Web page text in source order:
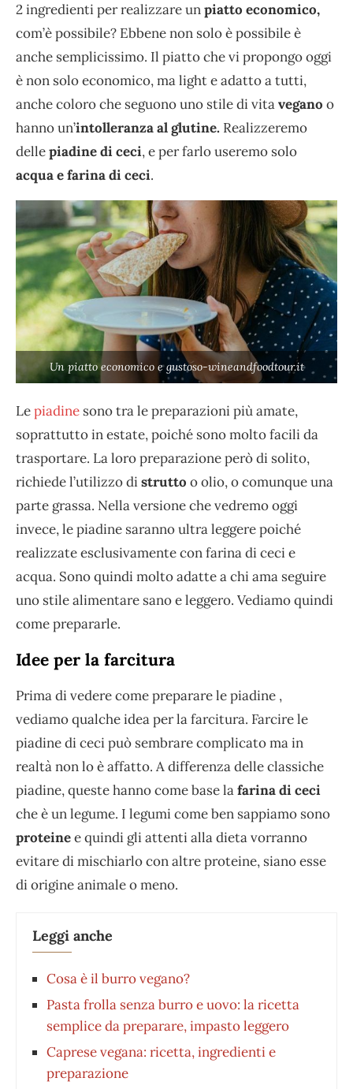
2 ingredienti per realizzare unpiatto economico,
com’è possibile? Ebbene non solo è possibile è
anche semplicissimo. Il piatto che vi propongo oggi
è non solo economico, ma light e adatto a tutti,
anche coloro che seguono uno stile di vitavegano o
hanno un’intolleranza al glutine. Realizzeremo
dellepiadine di ceci, e per farlo useremo solo
acqua e farina di ceci.
Un piatto economico e gustoso-wineandfoodtour.it
Lepiadine sono tra le preparazioni più amate,
soprattutto in estate, poiché sono molto facili da
trasportare. La loro preparazione però di solito,
richiede l’utilizzo distrutto o olio, o comunque una
parte grassa. Nella versione che vedremo oggi
invece, le piadine saranno ultra leggere poiché
realizzate esclusivamente con farina di ceci e
acqua. Sono quindi molto adatte a chi ama seguire
uno stile alimentare sano e leggero. Vediamo quindi
come prepararle.
Idee per la farcitura
Prima di vedere come preparare le piadine ,
vediamo qualche idea per la farcitura. Farcire le
piadine di ceci può sembrare complicato ma in
realtà non lo è affatto. A differenza delle classiche
piadine, queste hanno come base lafarina di ceci
che è un legume. I legumi come ben sappiamo sono
proteinee quindi gli attenti alla dieta vorranno
evitare di mischiarlo con altre proteine, siano esse
di origine animale o meno.
Leggi anche
Cosa è il burro vegano?
Pasta frolla senza burro e uovo: la ricetta
semplice da preparare, impasto leggero
Caprese vegana: ricetta, ingredienti e
preparazione